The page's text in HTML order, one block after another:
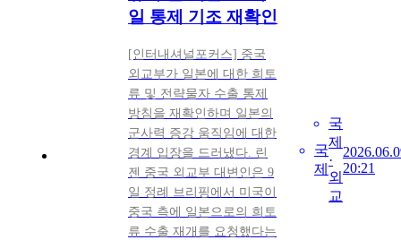
일 통제 기조 재확인
[인터내셔널포커스] 중국
외교부가 일본에 대한 희토
류 및 전략물자 수출 통제
방침을 재확인하며 일본의
군사력 증강 움직임에 대한
경계 입장을 드러냈다. 린
젠 중국 외교부 대변인은 9
일 정례 브리핑에서 미국이
중국 측에 일본으로의 희토
류 수출 재개를 요청했다는
국
제
국
제
·
외
교
20:21